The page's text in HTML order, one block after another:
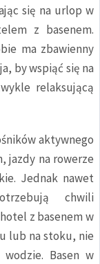
się na urlop w
z basenem.
ma zbawienny
by wspiąć się na
relaksującą
aktywnego
jazdy na rowerze
Jednak nawet
chwili
z basenem w
lub na stoku, nie
Basen w